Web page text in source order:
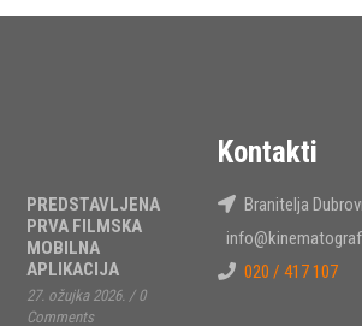
PREDSTAVLJENA
PRVA FILMSKA
MOBILNA
APLIKACIJA
27. ožujka 2026. / 0
Comments
Kontakti
Branitelja
020 / 417 107